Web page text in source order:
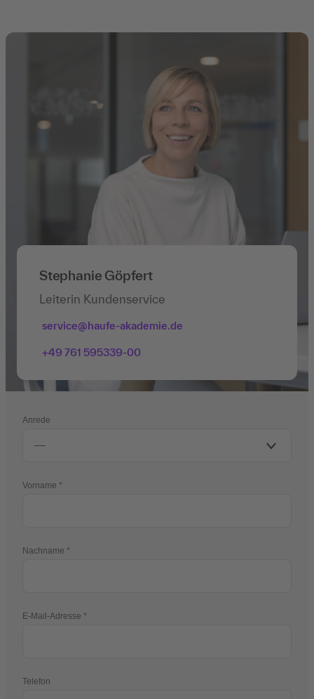
Stephanie Göpfert
Leiterin Kundenservice
service@haufe-akademie.de
+49 761 595339-00
Anrede
Vorname
Nachname
E-Mail-Adresse
Telefon